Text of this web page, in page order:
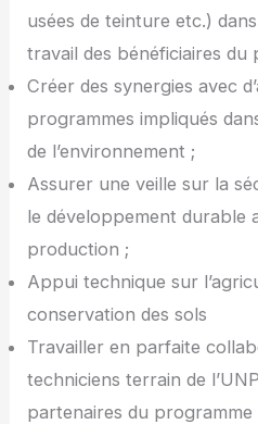
usées de teinture etc.)
travail des bénéficiaires du
Créer des synergies avec
programmes impliqués
de l’environnement ;
Assurer une veille sur la
le développement durable
production ;
Appui technique sur
conservation des sols
Travailler en parfaite
techniciens terrain de
partenaires du programme